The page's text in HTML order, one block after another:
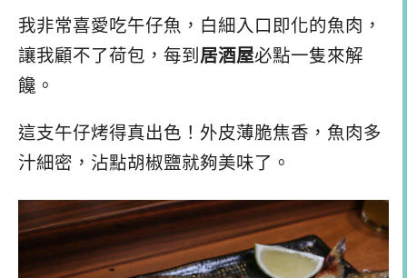
我非常喜愛吃午仔魚，白細入口即化的魚肉，
讓我顧不了荷包，每到 居酒屋必點一隻來解
饞。
這支午仔烤得真出色！外皮薄脆焦香，魚肉多
汁細密，沾點胡椒鹽就夠美味了。